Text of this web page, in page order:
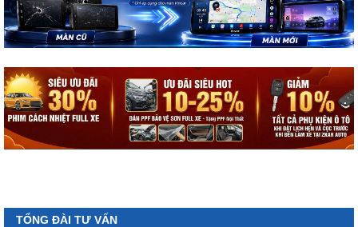
TỔNG ĐÀI TƯ VẤN